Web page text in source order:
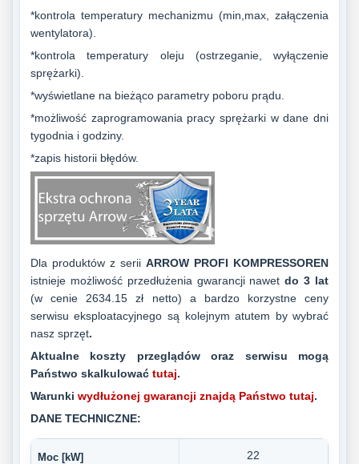
*kontrola temperatury mechanizmu (min,max, załączenia
wentylatora).
*kontrola temperatury oleju (ostrzeganie, wyłączenie
sprężarki).
*wyświetlane na bieżąco parametry poboru prądu.
*możliwość zaprogramowania pracy sprężarki w dane dni
tygodnia i godziny.
*zapis historii błędów.
Dla produktów z seriiARROW PROFI KOMPRESSOREN
istnieje możliwość przedłużenia gwarancji nawetdo 3 lat
(w cenie 2634.15 zł netto) a bardzo korzystne ceny
serwisu eksploatacyjnego są kolejnym atutem by wybrać
nasz sprzęt.
Aktualne koszty przeglądów oraz serwisu mogą
Państwo skalkulować tutaj.
Warunki wydłużonej gwarancji znajdą Państwo tutaj.
DANE TECHNICZNE:
Moc [kW] 22